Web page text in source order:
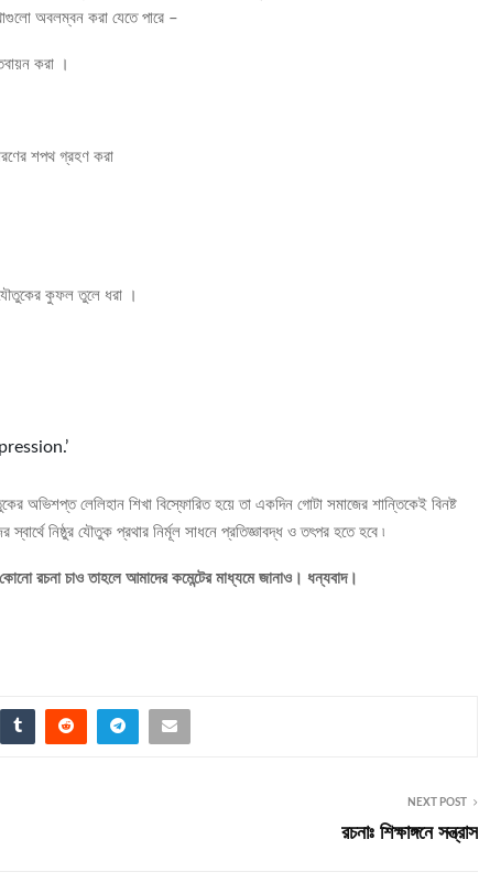
অবলম্বন করা যেতে পারে –
করা ।
শপথ গ্রহণ করা
কুফল তুলে ধরা ।
অভিশপ্ত লেলিহান শিখা বিস্ফোরিত হয়ে তা একদিন গোটা সমাজের শান্তিকেই বিনষ্ট
নিষ্ঠুর যৌতুক প্রথার নির্মূল সাধনে প্রতিজ্ঞাবদ্ধ ও তৎপর হতে হবে ৷
রচনা চাও তাহলে আমাদের কমেন্টের মাধ্যমে জানাও। ধন্যবাদ।
NEXT POST
রচনাঃ শিক্ষাঙ্গনে সন্ত্রাস